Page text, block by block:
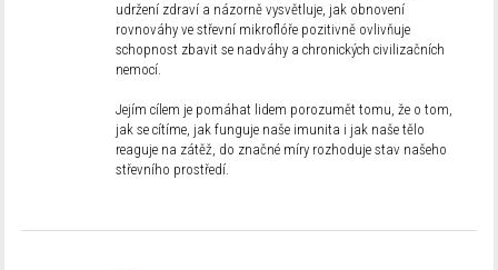
udržení zdraví a názorně vysvětluje, jak obnovení
rovnováhy ve střevní mikroflóře pozitivně ovlivňuje
schopnost zbavit se nadváhy a chronických civilizačních
nemocí.
Jejím cílem je pomáhat lidem porozumět tomu, že o tom,
jak se cítíme, jak funguje naše imunita i jak naše tělo
reaguje na zátěž, do značné míry rozhoduje stav našeho
střevního prostředí.